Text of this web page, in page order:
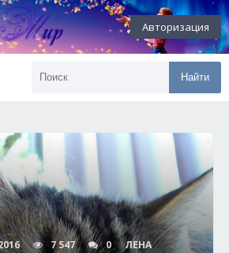
Авторизация
Найти
7 547 0 ЛЕНА